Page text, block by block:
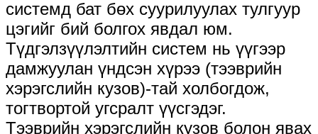
системд бат бөх суурилуулах тулгуур
цэгийг бий болгох явдал юм.
Түдгэлзүүлэлтийн систем нь үүгээр
дамжуулан үндсэн хүрээ (тээврийн
хэрэгслийн кузов)-тай холбогдож,
тогтвортой угсралт үүсгэдэг.
Тээврийн хэрэгслийн кузов болон явах